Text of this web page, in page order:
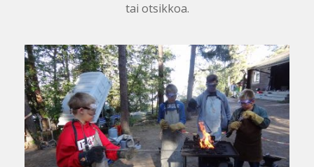
tai otsikkoa.